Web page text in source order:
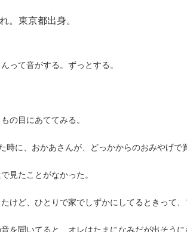
。東京都出身。
って音がする。ずっとする。
の目にあててみる。
時に、おかあさんが、どっかからのおみやげで
見たことがなかった。
けど、ひとりで家でしずかにしてるときって、
を聞いてると、オレはたまになみだが出そうに